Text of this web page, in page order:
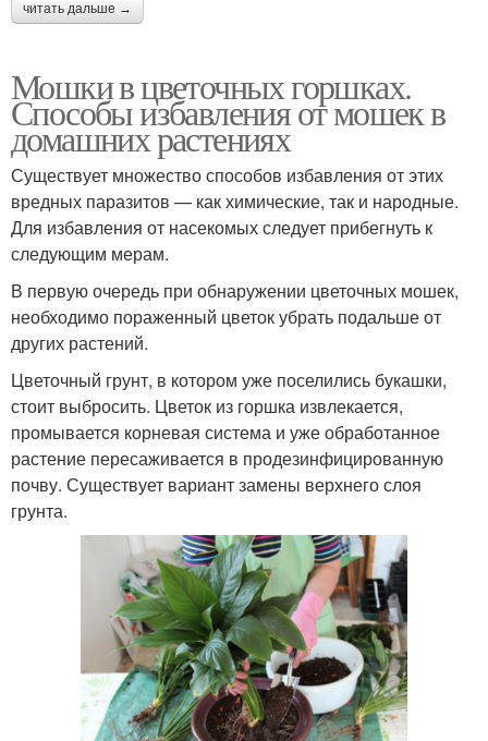
читать дальше →
Мошки в цветочных горшках.
Способы избавления от мошек в
домашних растениях
Существует множество способов избавления от этих
вредных паразитов — как химические, так и народные.
Для избавления от насекомых следует прибегнуть к
следующим мерам.
В первую очередь при обнаружении цветочных мошек,
необходимо пораженный цветок убрать подальше от
других растений.
Цветочный грунт, в котором уже поселились букашки,
стоит выбросить. Цветок из горшка извлекается,
промывается корневая система и уже обработанное
растение пересаживается в продезинфицированную
почву. Существует вариант замены верхнего слоя
грунта.